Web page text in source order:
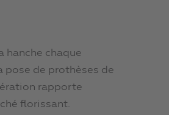
hanche chaque
pose de prothèses de
rapporte
florissant.